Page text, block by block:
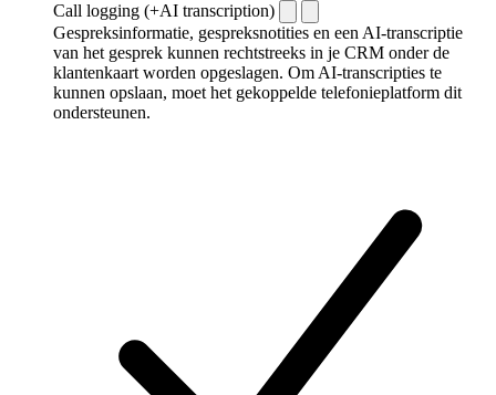
Call logging (+AI transcription)
Gespreksinformatie, gespreksnotities en een AI-transcriptie
van het gesprek kunnen rechtstreeks in je CRM onder de
klantenkaart worden opgeslagen. Om AI-transcripties te
kunnen opslaan, moet het gekoppelde telefonieplatform dit
ondersteunen.